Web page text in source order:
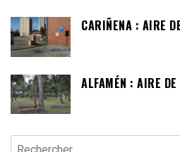
CARIÑENA : AIRE
ALFAMÉN : AIRE DE
Rechercher :